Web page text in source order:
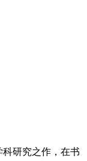
研究之作，在书